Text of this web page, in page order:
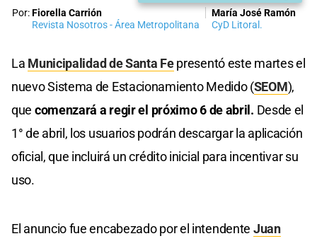
Por:Fiorella Carrión
Revista Nosotros - Área Metropolitana
María José Ramón
CyD Litoral.
La Municipalidad de Santa Fepresentó este martes el
nuevo Sistema de Estacionamiento Medido (SEOM),
que comenzará a regir el próximo 6 de abril. Desde el
1° de abril, los usuarios podrán descargar la aplicación
oficial, que incluirá un crédito inicial para incentivar su
uso.
El anuncio fue encabezado por el intendente Juan